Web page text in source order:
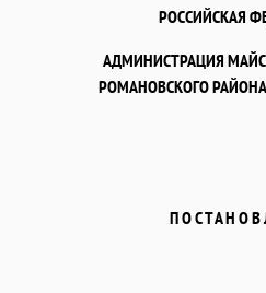
РОССИЙСКАЯ
АДМИНИСТРАЦИЯ
РОМАНОВСКОГО
П О С Т А Н О В